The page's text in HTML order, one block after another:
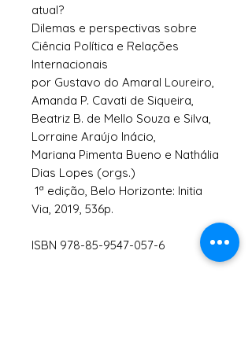
atual?
Dilemas e perspectivas sobre
Ciência Política e Relações
Internacionais
por Gustavo do Amaral Loureiro,
Amanda P. Cavati de Siqueira,
Beatriz B. de Mello Souza e Silva,
Lorraine Araújo Inácio,
Mariana Pimenta Bueno e Nathália
Dias Lopes (orgs.)
1ª edição, Belo Horizonte: Initia
Via, 2019, 536p.
ISBN 978-85-9547-057-6